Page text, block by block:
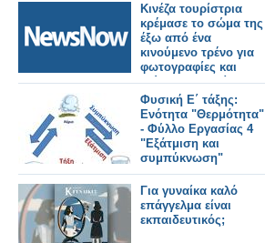
Κινέζα τουρίστρια
κρέμασε το σώμα της
έξω από ένα
κινούμενο τρένο για
φωτογραφίες και
χτύπησε σε τοίχο
σήραγγας.
Φυσική Ε΄ τάξης:
Ενότητα "Θερμότητα"
- Φύλλο Εργασίας 4
"Εξάτμιση και
συμπύκνωση"
Για γυναίκα καλό
επάγγελμα είναι
εκπαιδευτικός;